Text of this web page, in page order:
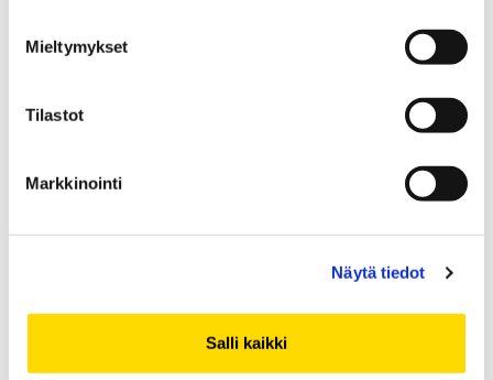
Mieltymykset
Tilastot
Markkinointi
Näytä tiedot
Salli kaikki
UUTINEN
alkanut